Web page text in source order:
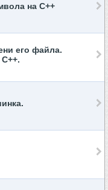
на C++
его файла.